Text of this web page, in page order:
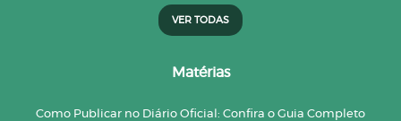
VER TODAS
Matérias
Como Publicar no Diário Oficial: Confira o Guia Completo